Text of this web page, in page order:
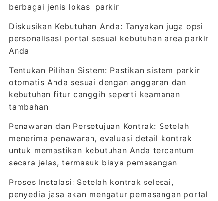
berbagai jenis lokasi parkir
Diskusikan Kebutuhan Anda: Tanyakan juga opsi
personalisasi portal sesuai kebutuhan area parkir
Anda
Tentukan Pilihan Sistem: Pastikan sistem parkir
otomatis Anda sesuai dengan anggaran dan
kebutuhan fitur canggih seperti keamanan
tambahan
Penawaran dan Persetujuan Kontrak: Setelah
menerima penawaran, evaluasi detail kontrak
untuk memastikan kebutuhan Anda tercantum
secara jelas, termasuk biaya pemasangan
Proses Instalasi: Setelah kontrak selesai,
penyedia jasa akan mengatur pemasangan portal